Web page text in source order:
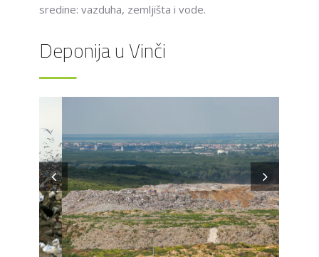
sredine: vazduha, zemljišta i vode.
Deponija u Vinči